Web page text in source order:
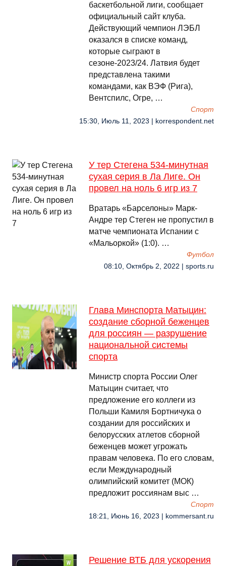
баскетбольной лиги, сообщает
официальный сайт клуба.
Действующий чемпион ЛЭБЛ
оказался в списке команд,
которые сыграют в
сезоне-2023/24. Латвия будет
представлена такими
командами, как ВЭФ (Рига),
Вентспилс, Огре, …
Спорт
15:30, Июль 11, 2023 | korrespondent.net
У тер Стегена 534-минутная
сухая серия в Ла Лиге. Он
провел на ноль 6 игр из 7
Вратарь «Барселоны» Марк-
Андре тер Стеген не пропустил в
матче чемпионата Испании с
«Мальоркой» (1:0). …
Футбол
08:10, Октябрь 2, 2022 | sports.ru
Глава Минспорта Матыцин:
создание сборной беженцев
для россиян — разрушение
национальной системы
спорта
Министр спорта России Олег
Матыцин считает, что
предложение его коллеги из
Польши Камиля Бортничука о
создании для российских и
белорусских атлетов сборной
беженцев может угрожать
правам человека. По его словам,
если Международный
олимпийский комитет (МОК)
предложит россиянам выс …
Спорт
18:21, Июнь 16, 2023 | kommersant.ru
Решение ВТБ для ускорения